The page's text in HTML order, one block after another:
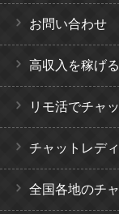
お問い合わせ
高収入を稼げ
リモ活でチャ
チャットレデ
全国各地のチ